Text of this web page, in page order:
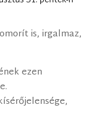
is, irgalmaz,
ezen